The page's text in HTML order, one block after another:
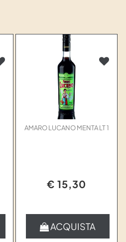
AMARO LUCANO MENTA LT 1
€ 15,30
ACQUISTA